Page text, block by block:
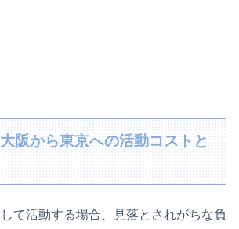
阪から東京への活動コストと
て活動する場合、見落とされがちな負